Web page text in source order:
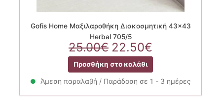
Gofis Home Μαξιλαροθήκη Διακοσμητική 43×43
Herbal 705/5
25.00€ Original
price
was:
25.00€.
22.50€
τρέχουσα
τιμή
είναι:
22.50€.
Προσθήκη στο καλάθι
Άμεση παραλαβή / Παράδοση σε 1 - 3 ημέρες